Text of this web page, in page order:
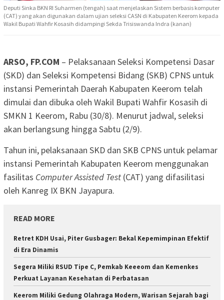
Deputi Sinka BKN RI Suharmen (tengah) saat menjelaskan Sistem berbasis komputer
(CAT) yang akan digunakan dalam ujian seleksi CASN di Kabupaten Keerom kepada
Wakil Bupati Wahfir Kosasih didampingi Sekda Trisiswanda Indra (kanan)
ARSO, FP.COM – Pelaksanaan Seleksi Kompetensi Dasar
(SKD) dan Seleksi Kompetensi Bidang (SKB) CPNS untuk
instansi Pemerintah Daerah Kabupaten Keerom telah
dimulai dan dibuka oleh Wakil Bupati Wahfir Kosasih di
SMKN 1 Keerom, Rabu (30/8). Menurut jadwal, seleksi
akan berlangsung hingga Sabtu (2/9).
Tahun ini, pelaksanaan SKD dan SKB CPNS untuk pelamar
instansi Pemerintah Kabupaten Keerom menggunakan
fasilitas Computer Assisted Test (CAT) yang difasilitasi
oleh Kanreg IX BKN Jayapura.
READ MORE
Retret KDH Usai, Piter Gusbager: Bekal Kepemimpinan Efektif
di Era Dinamis
Segera Miliki RSUD Tipe C, Pemkab Keeeom dan Kemenkes
Perkuat Layanan Kesehatan di Perbatasan
Keerom Miliki Gedung Olahraga Modern, Warisan Sejarah bagi